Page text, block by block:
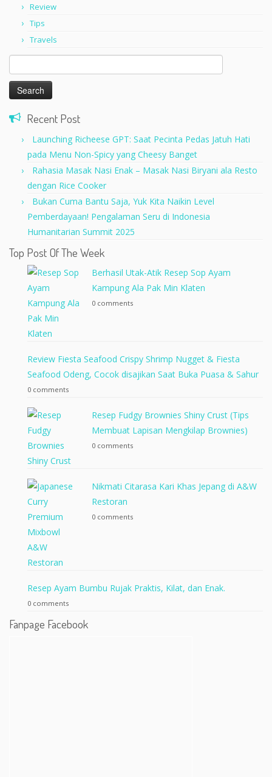
Review
Tips
Travels
Search
for:
Recent Post
Launching Richeese GPT: Saat Pecinta Pedas Jatuh Hati
pada Menu Non-Spicy yang Cheesy Banget
Rahasia Masak Nasi Enak – Masak Nasi Biryani ala Resto
dengan Rice Cooker
Bukan Cuma Bantu Saja, Yuk Kita Naikin Level
Pemberdayaan! Pengalaman Seru di Indonesia
Humanitarian Summit 2025
Top Post Of The Week
Berhasil Utak-Atik Resep Sop Ayam
Kampung Ala Pak Min Klaten
0 comments
Review Fiesta Seafood Crispy Shrimp Nugget & Fiesta
Seafood Odeng, Cocok disajikan Saat Buka Puasa & Sahur
0 comments
Resep Fudgy Brownies Shiny Crust (Tips
Membuat Lapisan Mengkilap Brownies)
0 comments
Nikmati Citarasa Kari Khas Jepang di A&W
Restoran
0 comments
Resep Ayam Bumbu Rujak Praktis, Kilat, dan Enak.
0 comments
Fanpage Facebook